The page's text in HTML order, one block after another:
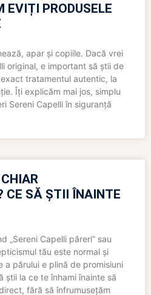
EVIȚI PRODUSELE
apar și copiile. Dacă vrei
original, e important să știi de
tratamentul autentic, la
Îți explicăm mai jos, simplu
Sereni Capelli în siguranță
CE SĂ ȘTII ÎNAINTE
„Sereni Capelli păreri” sau
tău este normal și
a părului e plină de promisiuni
știi la ce te înhami înainte să
fără să înfrumusețăm